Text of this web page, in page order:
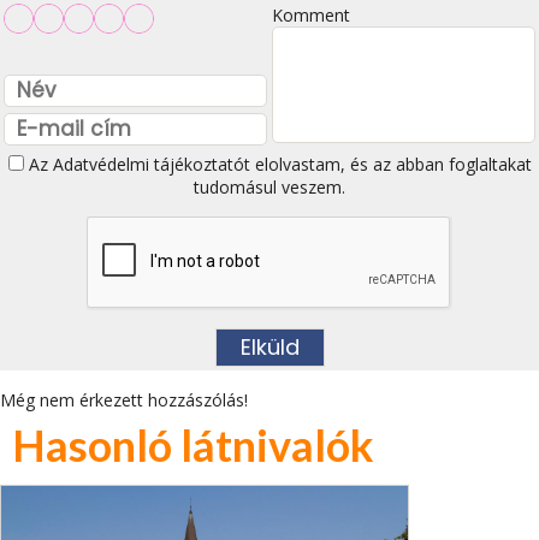
Komment
Az Adatvédelmi tájékoztatótelolvastam, és az abban foglaltakat
tudomásul veszem.
Még nem érkezett hozzászólás!
Hasonló látnivalók